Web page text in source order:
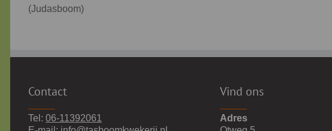
(Judasboom)
Contact
Tel: 06-11392061
Vind ons
Adres